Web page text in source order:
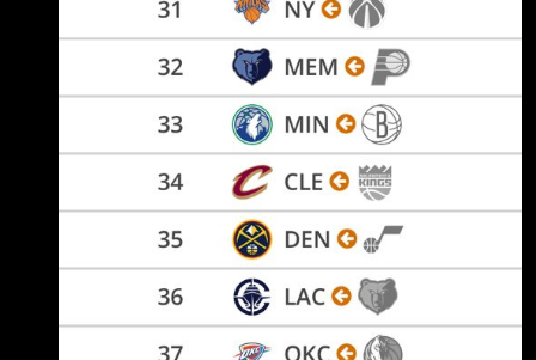
Threats，十足就是77旁邊超好的天 菜。 模板：
高：J-Dub,TM3/正常：Devin Vasell 靜態：6呎
5‘75/臂長 7呎1吋/站立摸高8呎8 動態條件：助
跑起跳42.5 （本屆第二） 優點： 優秀的投籃手
感以及頂級體能，加上一些慢慢開發的持球能
力，兼具投射、尺寸、體能， 能無球持球切換，
非常符合現代需要的3D搖擺人。在Combine表現
亮眼，展示能在大